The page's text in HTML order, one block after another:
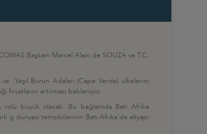
Başkanı Marcel Alain de SOUZA ve T.C.
Yeşil Burun Adaları (Cape Verde) ülkelerini
artırması bekleniyor.
rolü büyük olacak. Bu bağlamda Batı Afrika
iş dünyası temsilcilerinin Batı Afrika'da altyapı